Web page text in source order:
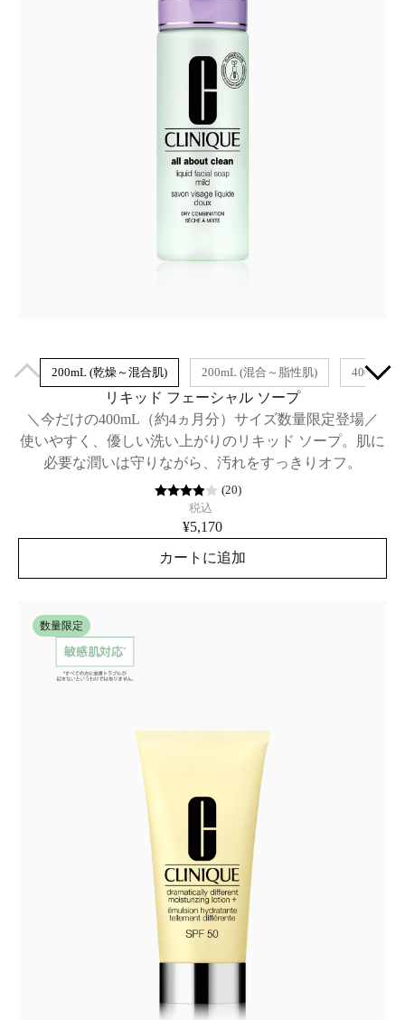
200mL (乾燥～混合肌) 200mL (混合～脂性肌) 400ml(混
リキッド フェーシャル ソープ
＼今だけの400mL（約4ヵ月分）サイズ数量限定登場／
使いやすく、優しい洗い上がりのリキッド ソープ。肌に
必要な潤いは守りながら、汚れをすっきりオフ。
(20)
税込
¥5,170
カートに追加
数量限定